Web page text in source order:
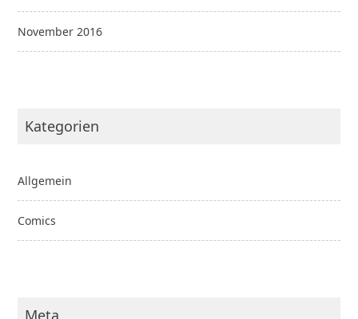
November 2016
Kategorien
Allgemein
Comics
Meta